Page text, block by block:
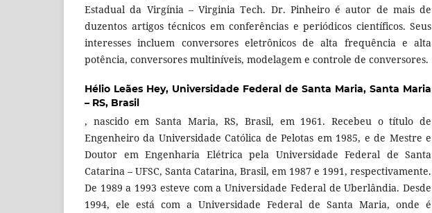
Estadual da Virgínia – Virginia Tech. Dr. Pinheiro é autor de mais de
duzentos artigos técnicos em conferências e periódicos científicos. Seus
interesses incluem conversores eletrônicos de alta frequência e alta
potência, conversores multiníveis, modelagem e controle de conversores.
Hélio Leães Hey, Universidade Federal de Santa Maria, Santa Maria
– RS, Brasil
, nascido em Santa Maria, RS, Brasil, em 1961. Recebeu o título de
Engenheiro da Universidade Católica de Pelotas em 1985, e de Mestre e
Doutor em Engenharia Elétrica pela Universidade Federal de Santa
Catarina – UFSC, Santa Catarina, Brasil, em 1987 e 1991, respectivamente.
De 1989 a 1993 esteve com a Universidade Federal de Uberlândia. Desde
1994, ele está com a Universidade Federal de Santa Maria, onde é